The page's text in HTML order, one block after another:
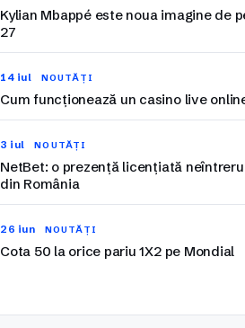
Kylian Mbappé este noua imagine de
27
14 iul NOUTĂȚI
Cum funcționează un casino live
3 iul NOUTĂȚI
NetBet: o prezență licențiată
din România
26 iun NOUTĂȚI
Cota 50 la orice pariu 1X2 pe Mondial